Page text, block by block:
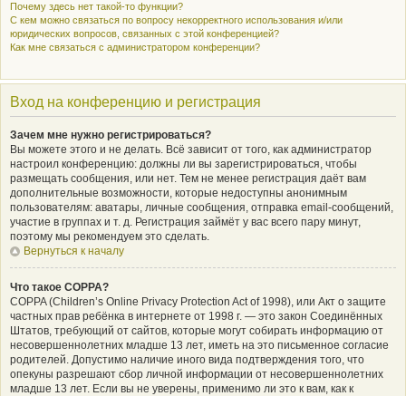
Почему здесь нет такой-то функции?
С кем можно связаться по вопросу некорректного использования и/или
юридических вопросов, связанных с этой конференцией?
Как мне связаться с администратором конференции?
Вход на конференцию и регистрация
Зачем мне нужно регистрироваться?
Вы можете этого и не делать. Всё зависит от того, как администратор
настроил конференцию: должны ли вы зарегистрироваться, чтобы
размещать сообщения, или нет. Тем не менее регистрация даёт вам
дополнительные возможности, которые недоступны анонимным
пользователям: аватары, личные сообщения, отправка email-сообщений,
участие в группах и т. д. Регистрация займёт у вас всего пару минут,
поэтому мы рекомендуем это сделать.
Вернуться к началу
Что такое COPPA?
COPPA (Children’s Online Privacy Protection Act of 1998), или Акт о защите
частных прав ребёнка в интернете от 1998 г. — это закон Соединённых
Штатов, требующий от сайтов, которые могут собирать информацию от
несовершеннолетних младше 13 лет, иметь на это письменное согласие
родителей. Допустимо наличие иного вида подтверждения того, что
опекуны разрешают сбор личной информации от несовершеннолетних
младше 13 лет. Если вы не уверены, применимо ли это к вам, как к